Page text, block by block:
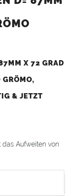
X 72 GRAD
& JETZT
Aufweiten von